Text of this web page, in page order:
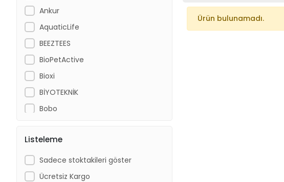
Ankur
AquaticLife
BEEZTEES
BioPetActive
Bioxi
BİYOTEKNİK
Bobo
Chicos
CROCUS
DANSOR
Listeleme
Sadece stoktakileri göster
Ücretsiz Kargo
Ürün bulunamadı.